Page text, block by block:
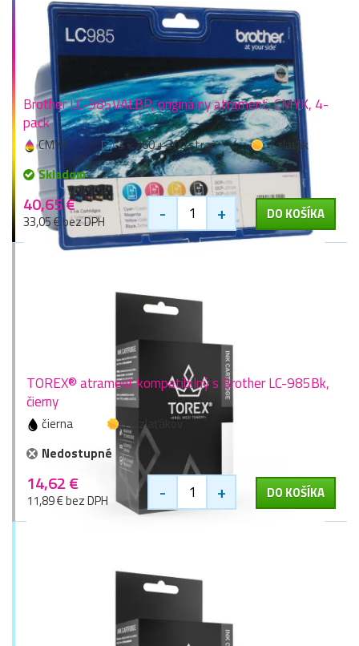
Brother LC-985VALBP, originálny atrament, CMYK, 4-
pack
CMYK 3 × 260 + 300 stran
1 zlaťák
Skladom
40,65 €
33,05 € bez DPH - + DO KOŠÍKA
TOREX® atrament kompatibilný s Brother LC-985Bk,
čierny
čierna
22 zlaťákov
Nedostupné
14,62 €
11,89 € bez DPH - + DO KOŠÍKA